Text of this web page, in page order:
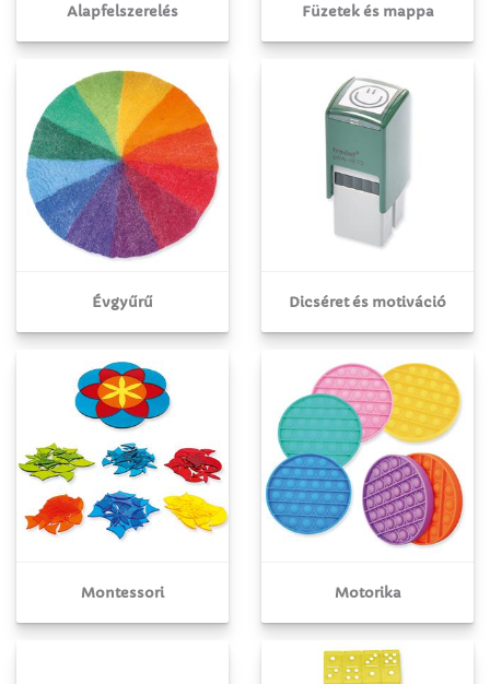
Alapfelszerelés Füzetek és mappa
Évgyűrű Dicséret és motiváció
Montessori Motorika